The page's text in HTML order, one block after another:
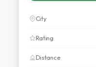
City
Rating
Distance